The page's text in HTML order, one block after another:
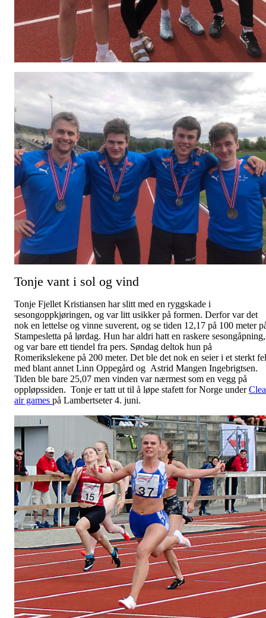
Tonje vant i sol og vind
Tonje Fjellet Kristiansen har slitt med en ryggskade i
sesongoppkjøringen, og var litt usikker på formen. Derfor var det
nok en lettelse og vinne suverent, og se tiden 12,17 på 100 meter
Stampesletta på lørdag. Hun har aldri hatt en raskere sesongåpning,
og var bare ett tiendel fra pers. Søndag deltok hun på
Romerikslekene på 200 meter. Det ble det nok en seier i et sterkt
med blant annet Linn Oppegård og Astrid Mangen Ingebrigtsen.
Tiden ble bare 25,07 men vinden var nærmest som en vegg på
oppløpssiden. Tonje er tatt ut til å løpe stafett for Norge under
air games på Lambertseter 4. juni.